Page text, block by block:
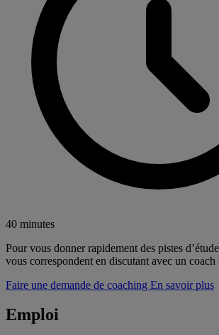
40 minutes
Pour vous donner rapidement des pistes
vous correspondent en discutant avec un
Faire une demande de coaching En savoir plus
Emploi